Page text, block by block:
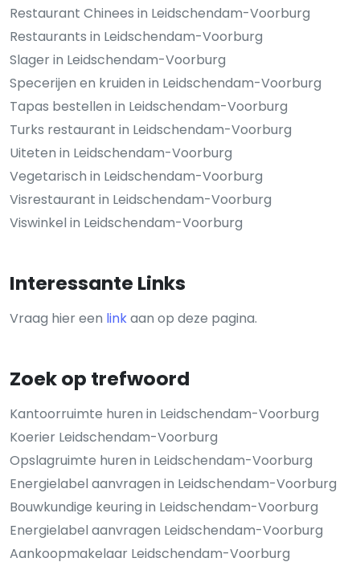
Restaurant Chinees in Leidschendam-Voorburg
Restaurants in Leidschendam-Voorburg
Slager in Leidschendam-Voorburg
Specerijen en kruiden in Leidschendam-Voorburg
Tapas bestellen in Leidschendam-Voorburg
Turks restaurant in Leidschendam-Voorburg
Uiteten in Leidschendam-Voorburg
Vegetarisch in Leidschendam-Voorburg
Visrestaurant in Leidschendam-Voorburg
Viswinkel in Leidschendam-Voorburg
Interessante Links
Vraag hier een linkaan op deze pagina.
Zoek op trefwoord
Kantoorruimte huren in Leidschendam-Voorburg
Koerier Leidschendam-Voorburg
Opslagruimte huren in Leidschendam-Voorburg
Energielabel aanvragen in Leidschendam-Voorburg
Bouwkundige keuring in Leidschendam-Voorburg
Energielabel aanvragen Leidschendam-Voorburg
Aankoopmakelaar Leidschendam-Voorburg